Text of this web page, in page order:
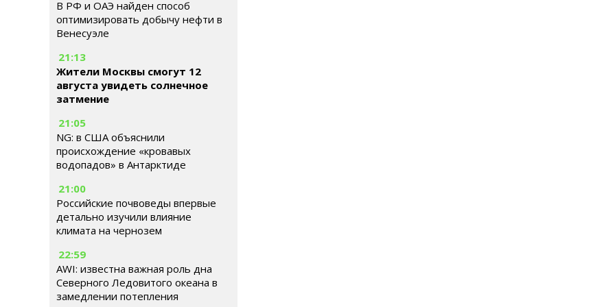
В РФ и ОАЭ найден способ
оптимизировать добычу нефти в
Венесуэле
21:13
Жители Москвы смогут 12
августа увидеть солнечное
затмение
21:05
NG: в США объяснили
происхождение «кровавых
водопадов» в Антарктиде
21:00
Российские почвоведы впервые
детально изучили влияние
климата на чернозем
22:59
AWI: известна важная роль дна
Северного Ледовитого океана в
замедлении потепления